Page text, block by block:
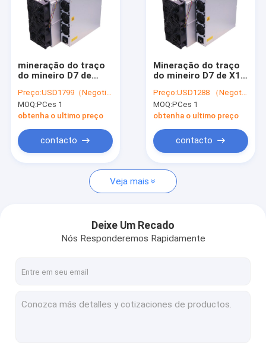
Vídeos
Sobre nós
Contacte-nos
Notícias
Mineiro de Kaspa Asic
Escorpião Asic Miner
mineração do traço
do mineiro D7 de
Antminer D9 1.77Th
Asic
Preço:USD1799（Negotiable）
MOQ:PCes 1
obtenha o ultimo preço
contacto
Mineração do traço
do mineiro D7 de X11
1770G D9 1.77Th
Asic
Preço:USD1288 （Negotiable）
MOQ:PCes 1
obtenha o ultimo preço
contacto
Veja mais
Deixe Um Recado
Nós Responderemos Rapidamente